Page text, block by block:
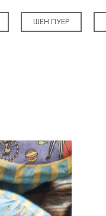
ШЕН ПУЕР